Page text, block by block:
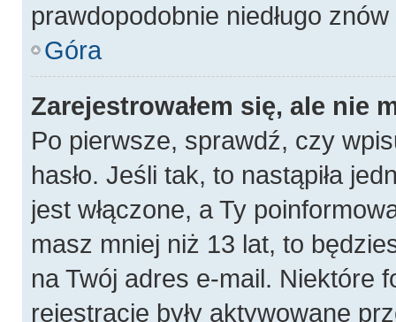
prawdopodobnie niedługo
Góra
Zarejestrowałem się, ale nie
Po pierwsze, sprawdź, czy
hasło. Jeśli tak, to nastąpiła
jest włączone, a Ty
masz mniej niż 13 lat, to
na Twój adres e-mail. Niektóre
rejestracje były aktywowane